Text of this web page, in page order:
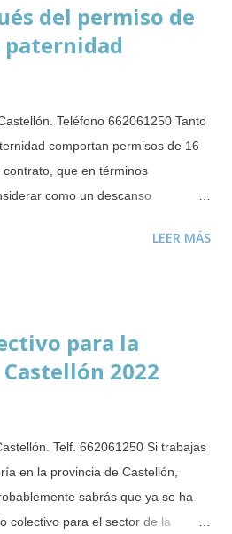
del permiso de
Teléfono 662061250 Tanto
comportan permisos de 16
que en términos
como un descanso
el parto, adopción o resolución
derecho puede disfrutarse
paro . Durante este periodo no se
En el caso de mujeres
despedir ni durante el periodo
en 2019 ). Salvo que el
alguna causa completamente
Es poco habitual que las
LEER MÁS
para la
2022
Telf. 662061250 Si trabajas
en la provincia de Castellón,
sabrás que ya se ha
colectivo para el sector de la